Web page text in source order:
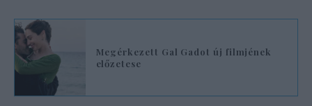
Megérkezett Gal Gadot új filmjének
előzetese